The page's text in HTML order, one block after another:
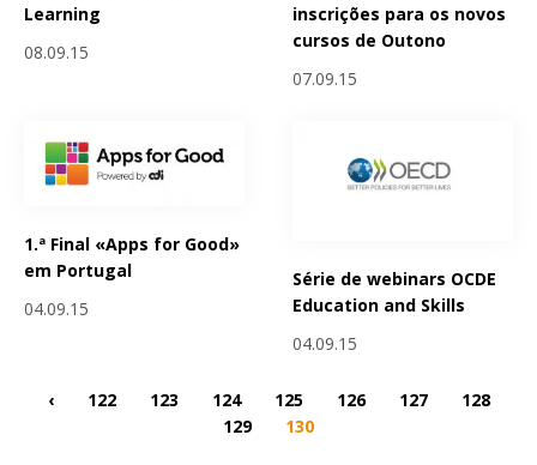
Learning
08.09.15
inscrições para os novos
cursos de Outono
07.09.15
1.ª Final «Apps for Good»
em Portugal
04.09.15
Série de webinars OCDE
Education and Skills
04.09.15
‹ 122 123 124 125 126 127
128
129
130